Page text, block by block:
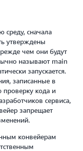
среду, сначала
утверждены
чем они будут
называют main
запускается.
записанные в
проверку кода и
сервиса,
запрещает
конвейерам